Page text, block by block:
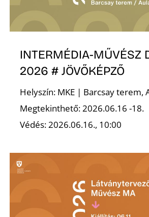
INTERMÉDIA-MŰVÉSZ
2026 # JÖVŐKÉPZŐ
Helyszín: MKE | Barcsay terem,
Megtekinthető: 2026.06.16 -18.
Védés: 2026.06.16., 10:00